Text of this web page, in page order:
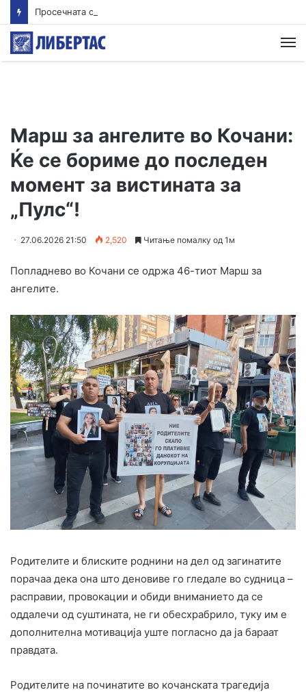
Марш за ангелите во Кочани:
Ќе се бориме до последен
момент за вистината за
„Пулс“!
27.06.2026 21:50 2,520 Читање помалку од 1м
Попладнево во Кочани се одржа 46-тиот Марш за
ангелите.
Родителите и блиските роднини на дел од загинатите
порачаа дека она што деновиве го гледале во судница –
расправии, провокации и обиди вниманието да се
оддалечи од суштината, не ги обесхрабрило, туку им е
дополнителна мотивација уште погласно да ја бараат
правдата.
Родителите на починатите во кочанската трагедија